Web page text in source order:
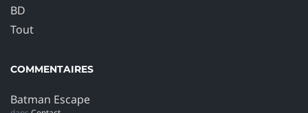
BD
Tout
COMMENTAIRES
Batman Escape